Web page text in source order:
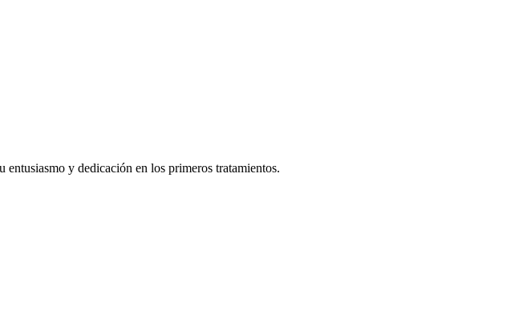
y dedicación en los primeros tratamientos.